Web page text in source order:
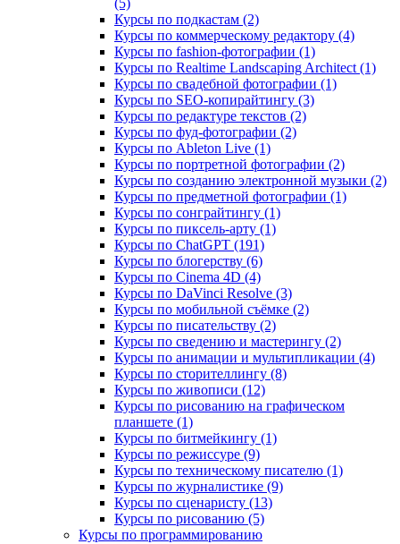
(5)
Курсы по подкастам (2)
Курсы по коммерческому редактору (4)
Курсы по fashion-фотографии (1)
Курсы по Realtime Landscaping Architect (1)
Курсы по свадебной фотографии (1)
Курсы по SEO-копирайтингу (3)
Курсы по редактуре текстов (2)
Курсы по фуд-фотографии (2)
Курсы по Ableton Live (1)
Курсы по портретной фотографии (2)
Курсы по созданию электронной музыки (2)
Курсы по предметной фотографии (1)
Курсы по сонграйтингу (1)
Курсы по пиксель-арту (1)
Курсы по ChatGPT (191)
Курсы по блогерству (6)
Курсы по Cinema 4D (4)
Курсы по DaVinci Resolve (3)
Курсы по мобильной съёмке (2)
Курсы по писательству (2)
Курсы по сведению и мастерингу (2)
Курсы по анимации и мультипликации (4)
Курсы по сторителлингу (8)
Курсы по живописи (12)
Курсы по рисованию на графическом
планшете (1)
Курсы по битмейкингу (1)
Курсы по режиссуре (9)
Курсы по техническому писателю (1)
Курсы по журналистике (9)
Курсы по сценаристу (13)
Курсы по рисованию (5)
Курсы по программированию